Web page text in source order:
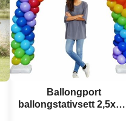
Ballongport
ballongstativsett 2,5x2,5